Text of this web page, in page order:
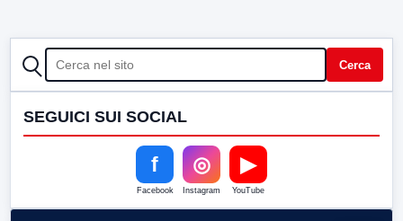
CERCA Cerca
SEGUICI SUI SOCIAL
f
Facebook
◎
Instagram
▶
YouTube